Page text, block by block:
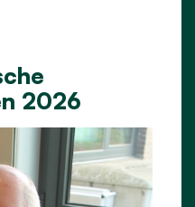
2026